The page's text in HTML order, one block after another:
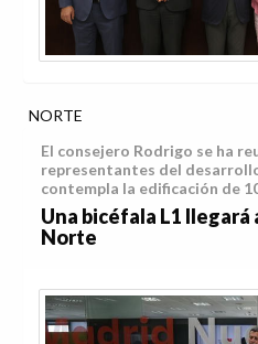
NORTE
El consejero Rodrigo se ha
representantes del
contempla la edificación de
Una bicéfala L1
Norte